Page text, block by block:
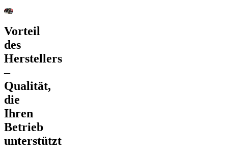
Vorteil
des
Herstellers
–
Qualität,
die
Ihren
Betrieb
unterstützt